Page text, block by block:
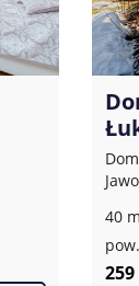
40 m
259